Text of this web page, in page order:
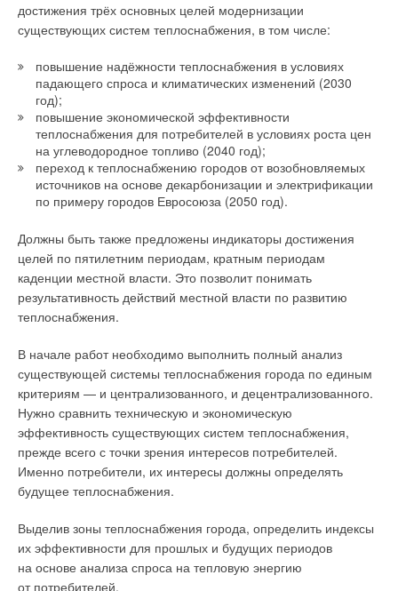
достижения трёх основных целей модернизации
существующих систем теплоснабжения, в том числе:
повышение надёжности теплоснабжения в условиях
падающего спроса и климатических изменений (2030
год);
повышение экономической эффективности
теплоснабжения для потребителей в условиях роста цен
на углеводородное топливо (2040 год);
переход к теплоснабжению городов от возобновляемых
источников на основе декарбонизации и электрификации
по примеру городов Евросоюза (2050 год).
Должны быть также предложены индикаторы достижения
целей по пятилетним периодам, кратным периодам
каденции местной власти. Это позволит понимать
результативность действий местной власти по развитию
теплоснабжения.
В начале работ необходимо выполнить полный анализ
существующей системы теплоснабжения города по единым
критериям — и централизованного, и децентрализованного.
Нужно сравнить техническую и экономическую
эффективность существующих систем теплоснабжения,
прежде всего с точки зрения интересов потребителей.
Именно потребители, их интересы должны определять
будущее теплоснабжения.
Выделив зоны теплоснабжения города, определить индексы
их эффективности для прошлых и будущих периодов
на основе анализа спроса на тепловую энергию
от потребителей.